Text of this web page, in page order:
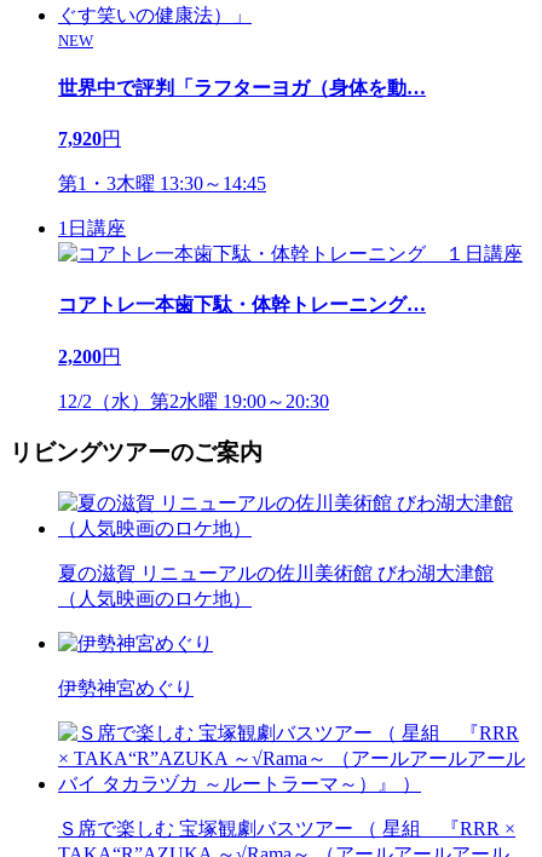
NEW
世界中で評判「ラフターヨガ（身体を動…
7,920円
第1・3木曜 13:30～14:45
1日講座
コアトレ一本歯下駄・体幹トレーニング…
2,200円
12/2（水）第2水曜 19:00～20:30
リビングツアーのご案内
夏の滋賀 リニューアルの佐川美術館 びわ湖大津館
（人気映画のロケ地）
伊勢神宮めぐり
Ｓ席で楽しむ 宝塚観劇バスツアー （ 星組 『RRR ×